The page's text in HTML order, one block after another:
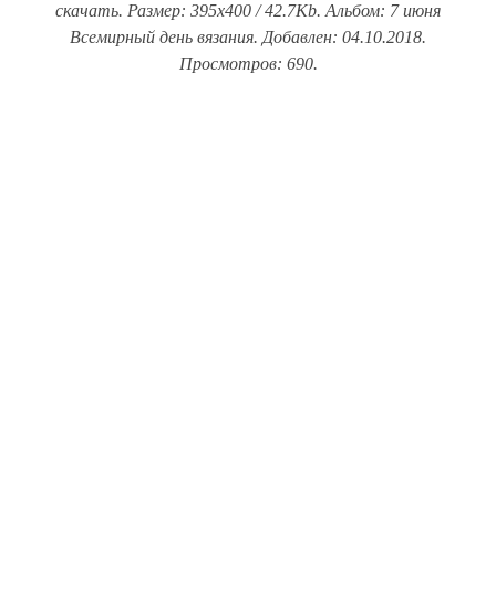
скачать. Размер: 395x400 / 42.7Kb. Альбом: 7 июня
Всемирный день вязания. Добавлен: 04.10.2018.
Просмотров: 690.